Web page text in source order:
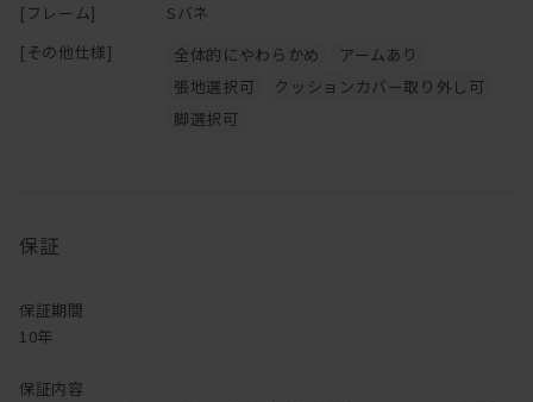
[フレーム]
Sバネ
[その他仕様]
全体的にやわらかめ
アームあり
張地選択可
クッションカバー取り外し可
脚選択可
保証
保証期間
10年
保証内容